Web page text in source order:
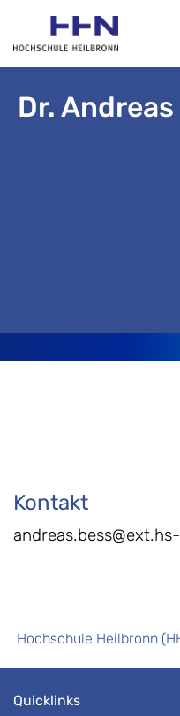
Dr.
Kontakt
Hochschule Heilbronn
Quicklinks